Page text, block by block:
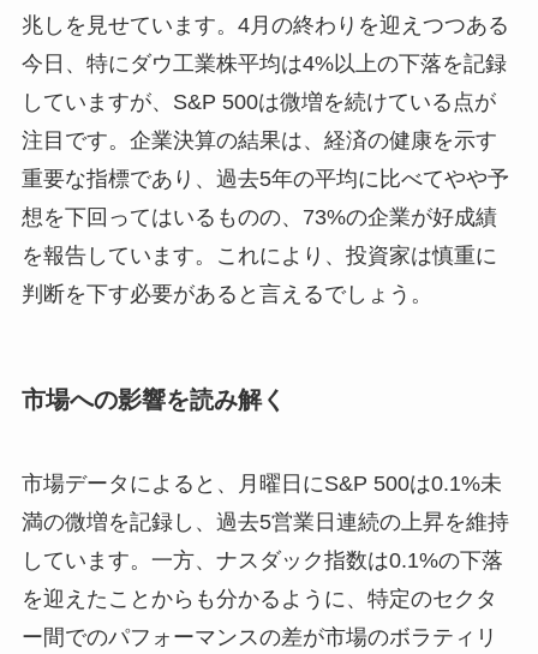
兆しを見せています。4月の終わりを迎えつつある
今日、特にダウ工業株平均は4%以上の下落を記録
していますが、S&P 500は微増を続けている点が
注目です。企業決算の結果は、経済の健康を示す
重要な指標であり、過去5年の平均に比べてやや予
想を下回ってはいるものの、73%の企業が好成績
を報告しています。これにより、投資家は慎重に
判断を下す必要があると言えるでしょう。
市場への影響を読み解く
市場データによると、月曜日にS&P 500は0.1%未
満の微増を記録し、過去5営業日連続の上昇を維持
しています。一方、ナスダック指数は0.1%の下落
を迎えたことからも分かるように、特定のセクタ
ー間でのパフォーマンスの差が市場のボラティリ